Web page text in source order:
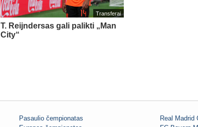
Transferai
T. Reijndersas gali palikti „Man
City“
Pasaulio čempionatas
Real Madrid